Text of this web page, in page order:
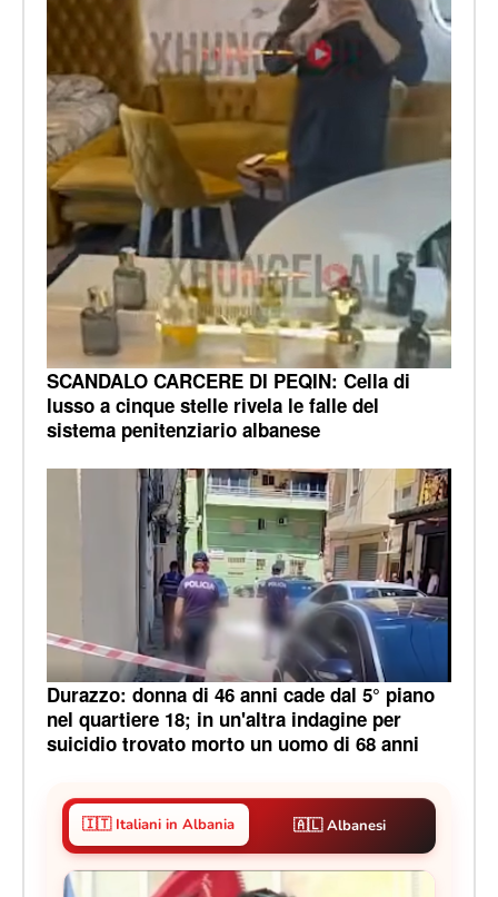
SCANDALO CARCERE DI PEQIN: Cella di
lusso a cinque stelle rivela le falle del
sistema penitenziario albanese
Durazzo: donna di 46 anni cade dal 5° piano
nel quartiere 18; in un'altra indagine per
suicidio trovato morto un uomo di 68 anni
🇮🇹 Italiani in Albania 🇦🇱 Albanesi